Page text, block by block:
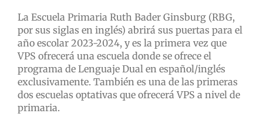
La Escuela Primaria Ruth Bader Ginsburg (RBG,
por sus siglas en inglés) abrirá sus puertas para el
año escolar 2023-2024, y es la primera vez que
VPS ofrecerá una escuela donde se ofrece el
programa de Lenguaje Dual en español/inglés
exclusivamente. También es una de las primeras
dos escuelas optativas que ofrecerá VPS a nivel de
primaria.